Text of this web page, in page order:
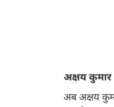
अक्षय
अब अक्षय